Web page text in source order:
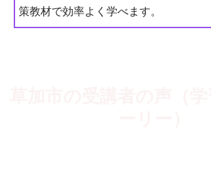
策教材で効率よく学べます。